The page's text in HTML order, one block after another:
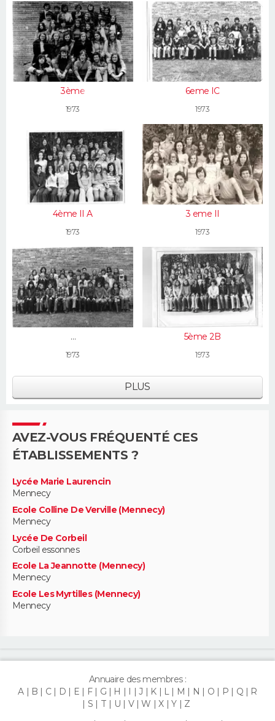
3ème
1973
6eme IC
1973
4ème II A
1973
3 eme II
1973
6e
1973
5ème 2B
1973
PLUS
AVEZ-VOUS FRÉQUENTÉ CES
ÉTABLISSEMENTS ?
Lycée Marie Laurencin
Mennecy
Ecole Colline De Verville (Mennecy)
Mennecy
Lycée De Corbeil
Corbeil essonnes
Ecole La Jeannotte (Mennecy)
Mennecy
Ecole Les Myrtilles (Mennecy)
Mennecy
Annuaire des membres :
A
B C D E F G H I J K L M N O P Q
R
S
T U V W X Y Z